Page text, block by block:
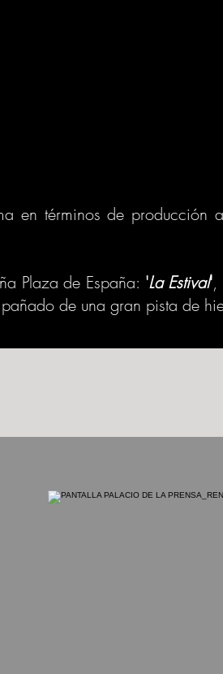
en términos de producción
Plaza de España: 'La Estival',
de una gran pista de